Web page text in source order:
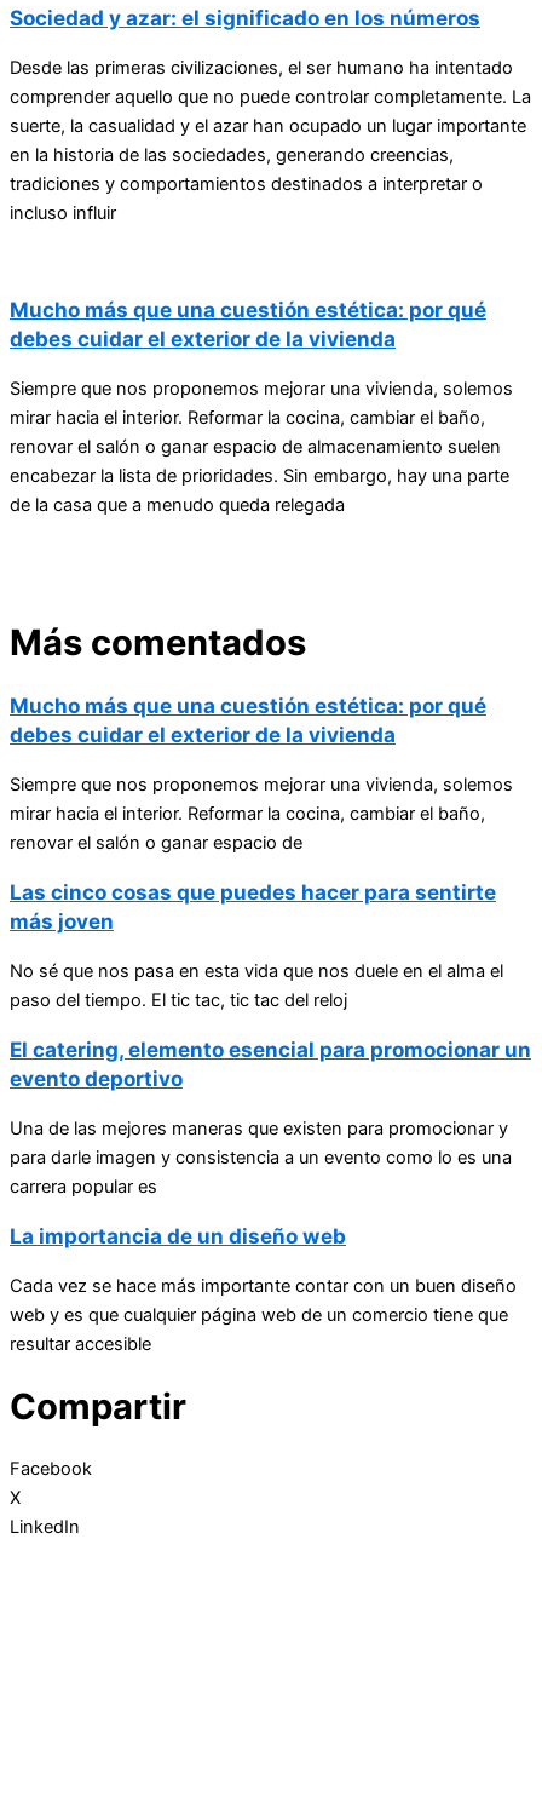
Sociedad y azar: el significado en los números
Desde las primeras civilizaciones, el ser humano ha intentado
comprender aquello que no puede controlar completamente. La
suerte, la casualidad y el azar han ocupado un lugar importante
en la historia de las sociedades, generando creencias,
tradiciones y comportamientos destinados a interpretar o
incluso influir
Mucho más que una cuestión estética: por qué
debes cuidar el exterior de la vivienda
Siempre que nos proponemos mejorar una vivienda, solemos
mirar hacia el interior. Reformar la cocina, cambiar el baño,
renovar el salón o ganar espacio de almacenamiento suelen
encabezar la lista de prioridades. Sin embargo, hay una parte
de la casa que a menudo queda relegada
Más comentados
Mucho más que una cuestión estética: por qué
debes cuidar el exterior de la vivienda
Siempre que nos proponemos mejorar una vivienda, solemos
mirar hacia el interior. Reformar la cocina, cambiar el baño,
renovar el salón o ganar espacio de
Las cinco cosas que puedes hacer para sentirte
más joven
No sé que nos pasa en esta vida que nos duele en el alma el
paso del tiempo. El tic tac, tic tac del reloj
El catering, elemento esencial para promocionar un
evento deportivo
Una de las mejores maneras que existen para promocionar y
para darle imagen y consistencia a un evento como lo es una
carrera popular es
La importancia de un diseño web
Cada vez se hace más importante contar con un buen diseño
web y es que cualquier página web de un comercio tiene que
resultar accesible
Compartir
Facebook
X
LinkedIn